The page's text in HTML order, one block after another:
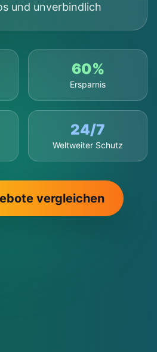
und unverbindlich
60%
Ersparnis
24/7
Weltweiter Schutz
vergleichen